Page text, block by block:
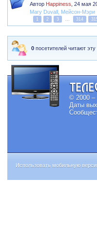
Автор Happiness ,24 мая
Mary Duvall Мейсон-Мэри
1 2 3 314
0 посетителей читают
© 2000 –
Даты
Использовать мобильную